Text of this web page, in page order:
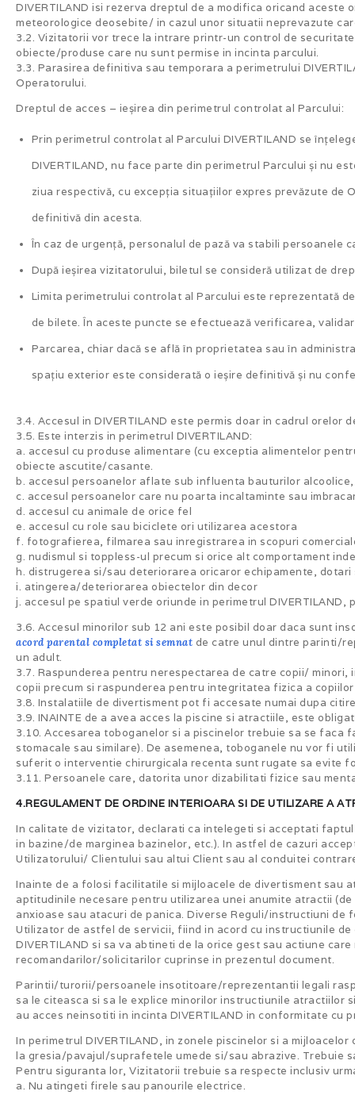
DIVERTILAND isi rezerva dreptul de a modifica oricand
meteorologice deosebite/ in cazul unor situatii neprevazute
3.2. Vizitatorii vor trece la intrare printr-un control de
obiecte/produse care nu sunt permise in incinta parcului.
3.3. Parasirea definitiva sau temporara a perimetrului
Operatorului.
Dreptul de acces – ieșirea din perimetrul controlat al Parcului:
Prin perimetrul controlat al Parcului DIVERTILAND se
DIVERTILAND, nu face parte din perimetrul Parcului și nu
ziua respectivă, cu excepția situațiilor expres prevăzute de
definitivă din acesta.
În caz de urgență, personalul de pază va stabili
După ieșirea vizitatorului, biletul se consideră utilizat de
Limita perimetrului controlat al Parcului este reprezentată
de bilete. În aceste puncte se efectuează verificarea,
Parcarea, chiar dacă se află în proprietatea sau în
spațiu exterior este considerată o ieșire definitivă și nu
3.4. Accesul in DIVERTILAND este permis doar in cadrul
3.5. Este interzis in perimetrul DIVERTILAND:
a. accesul cu produse alimentare (cu exceptia alimentelor
obiecte ascutite/casante.
b. accesul persoanelor aflate sub influenta bauturilor
c. accesul persoanelor care nu poarta incaltaminte sau
d. accesul cu animale de orice fel
e. accesul cu role sau biciclete ori utilizarea acestora
f. fotografierea, filmarea sau inregistrarea in scopuri
g. nudismul si toppless-ul precum si orice alt comportament
h. distrugerea si/sau deteriorarea oricaror echipamente, dotari
i. atingerea/deteriorarea obiectelor din decor
j. accesul pe spatiul verde oriunde in perimetrul
3.6. Accesul minorilor sub 12 ani este posibil doar daca sunt
acord parental completat si semnat de catre unul dintre parinti/
un adult.
3.7. Raspunderea pentru nerespectarea de catre copii/
copii precum si raspunderea pentru integritatea fizica a
3.8. Instalatiile de divertisment pot fi accesate numai dupa
3.9. INAINTE de a avea acces la piscine si atractiile, este
3.10. Accesarea toboganelor si a piscinelor trebuie sa se
stomacale sau similare). De asemenea, toboganele nu vor fi
suferit o interventie chirurgicala recenta sunt rugate sa evite
3.11. Persoanele care, datorita unor dizabilitati fizice sau
4.REGULAMENT DE ORDINE INTERIOARA SI DE UTILIZARE A
In calitate de vizitator, declarati ca intelegeti si acceptati
in bazine/de marginea bazinelor, etc.). In astfel de cazuri
Utilizatorului/ Clientului sau altui Client sau al conduitei
Inainte de a folosi facilitatile si mijloacele de divertisment sau
aptitudinile necesare pentru utilizarea unei anumite atractii
anxioase sau atacuri de panica. Diverse Reguli/instructiuni
Utilizator de astfel de servicii, fiind in acord cu instructiunile
DIVERTILAND si sa va abtineti de la orice gest sau actiune
recomandarilor/solicitarilor cuprinse in prezentul document.
Parintii/turorii/persoanele insotitoare/reprezentantii legali
sa le citeasca si sa le explice minorilor instructiunile atractiilor
au acces neinsotiti in incinta DIVERTILAND in conformitate cu
In perimetrul DIVERTILAND, in zonele piscinelor si a
la gresia/pavajul/suprafetele umede si/sau abrazive. Trebuie
Pentru siguranta lor, Vizitatorii trebuie sa respecte inclusiv
a. Nu atingeti firele sau panourile electrice.